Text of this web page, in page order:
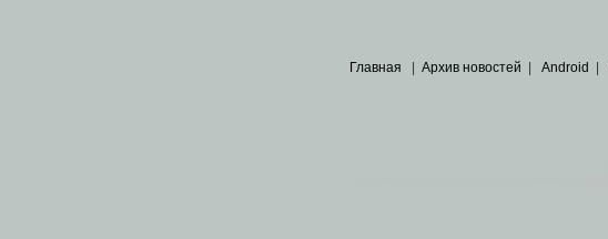
Главная Архив новостей Android